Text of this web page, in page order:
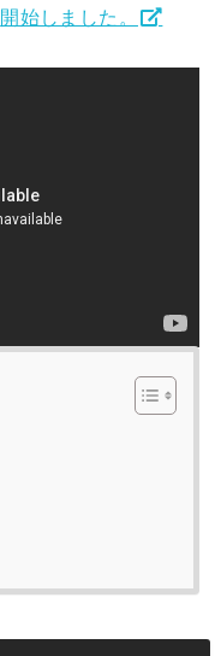
開始しました。